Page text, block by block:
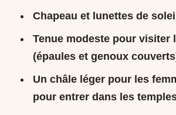
Chapeau et lunettes de
Tenue modeste pour visiter
(épaules et genoux
Un châle léger pour les
pour entrer dans les